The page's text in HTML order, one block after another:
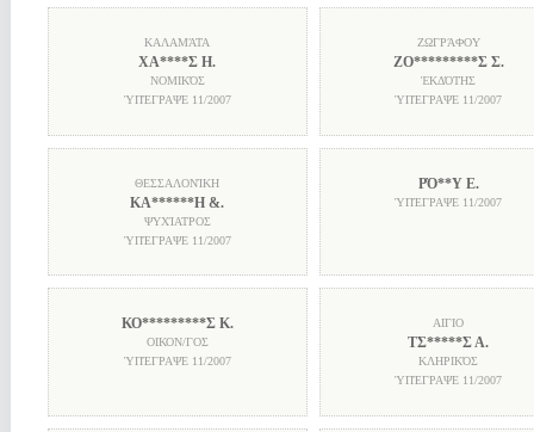
ΚΑΛΑΜΆΤΑ
ΧΑ****Σ Η.
ΝΟΜΙΚΌΣ
ὙΠΈΓΡΑΨΕ 11/2007
ΖΩΓΡΆΦΟΥ
ΖΟ*********Σ Σ.
ἘΚΔΌΤΗΣ
ὙΠΈΓΡΑΨΕ 11/2007
ΘΕΣΣΑΛΟΝΊΚΗ
ΚΑ******Η &.
ΨΥΧΊΑΤΡΟΣ
ὙΠΈΓΡΑΨΕ 11/2007
ΡΌ**Υ Ε.
ὙΠΈΓΡΑΨΕ 11/2007
ΚΟ*********Σ Κ.
ΟΙΚΟΝ/ΓΟΣ
ὙΠΈΓΡΑΨΕ 11/2007
ΑΙΓΙΟ
ΤΣ*****Σ Α.
ΚΛΗΡΙΚΌΣ
ὙΠΈΓΡΑΨΕ 11/2007